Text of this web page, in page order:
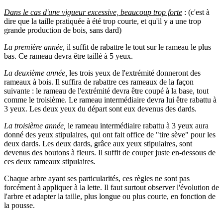
Dans le cas d'une vigueur excessive, beaucoup trop forte : (c'est à
dire que la taille pratiquée à été trop courte, et qu'il y a une trop
grande production de bois, sans dard)
La première année, il suffit de rabattre le tout sur le rameau le plus
bas. Ce rameau devra être taillé à 5 yeux.
La deuxième année, les trois yeux de l'extrémité donneront des
rameaux à bois. Il suffira de rabattre ces rameaux de la façon
suivante : le rameau de l'extrémité devra être coupé à la base, tout
comme le troisième. Le rameau intermédiaire devra lui être rabattu à
3 yeux. Les deux yeux du départ sont eux devenus des dards.
La troisième année, le rameau intermédiaire rabattu à 3 yeux aura
donné des yeux stipulaires, qui ont fait office de "tire sève" pour les
deux dards. Les deux dards, grâce aux yeux stipulaires, sont
devenus des boutons à fleurs. Il suffit de couper juste en-dessous de
ces deux rameaux stipulaires.
Chaque arbre ayant ses particularités, ces règles ne sont pas
forcément à appliquer à la lette. Il faut surtout observer l'évolution de
l'arbre et adapter la taille, plus longue ou plus courte, en fonction de
la pousse.